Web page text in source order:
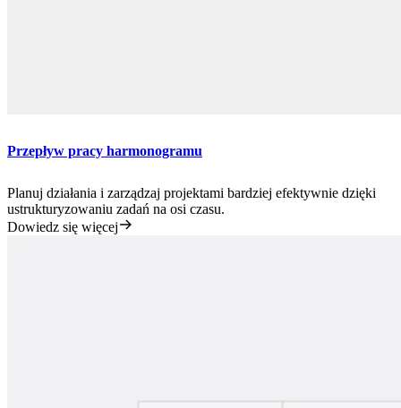
Przepływ pracy harmonogramu
Planuj działania i zarządzaj projektami bardziej efektywnie dzięki
ustrukturyzowaniu zadań na osi czasu.
Dowiedz się więcej